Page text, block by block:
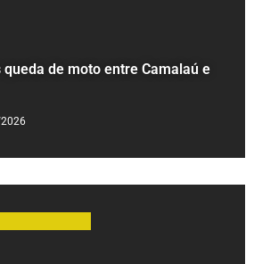
de moto entre Camalaú e